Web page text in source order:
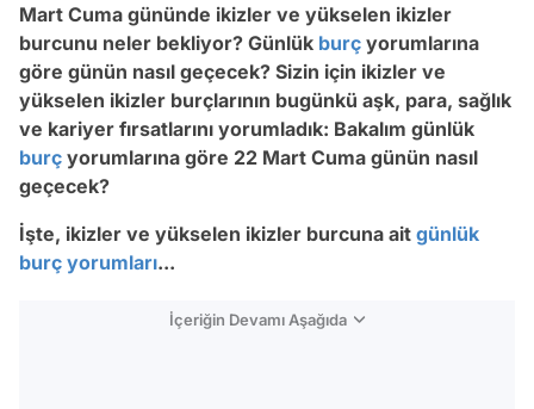
Mart Cuma gününde ikizler ve yükselen ikizler
burcunu neler bekliyor? Günlük burç yorumlarına
göre günün nasıl geçecek? Sizin için ikizler ve
yükselen ikizler burçlarının bugünkü aşk, para, sağlık
ve kariyer fırsatlarını yorumladık: Bakalım günlük
burç yorumlarına göre 22 Mart Cuma günün nasıl
geçecek?
İşte, ikizler ve yükselen ikizler burcuna ait günlük
burç yorumları...
İçeriğin Devamı Aşağıda